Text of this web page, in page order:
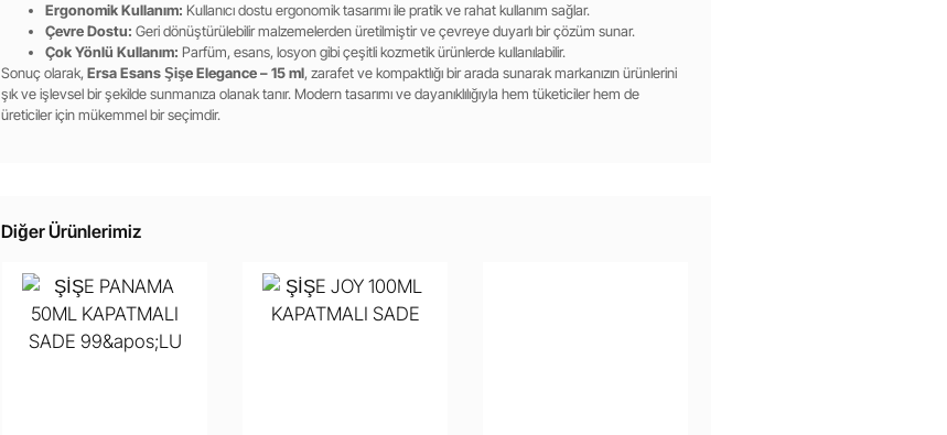
Ergonomik Kullanım: Kullanıcı dostu ergonomik tasarımı ile pratik ve rahat kullanım sağlar.
Çevre Dostu: Geri dönüştürülebilir malzemelerden üretilmiştir ve çevreye duyarlı bir çözüm sunar.
Çok Yönlü Kullanım: Parfüm, esans, losyon gibi çeşitli kozmetik ürünlerde kullanılabilir.
Sonuç olarak, Ersa Esans Şişe Elegance – 15 ml, zarafet ve kompaktlığı bir arada sunarak markanızın ürünlerini
şık ve işlevsel bir şekilde sunmanıza olanak tanır. Modern tasarımı ve dayanıklılığıyla hem tüketiciler hem de
üreticiler için mükemmel bir seçimdir.
Diğer Ürünlerimiz